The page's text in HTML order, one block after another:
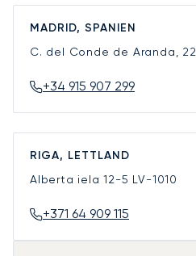
MADRID, SPANIEN
C. del Conde de Aranda, 22
+34 915 907 299
RIGA, LETTLAND
Alberta iela 12-5 LV-1010
+371 64 909 115